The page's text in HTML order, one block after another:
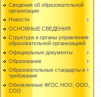
Сведения об образовательной
организации
Новости
ОСНОВНЫЕ СВЕДЕНИЯ
Структура и органы управления
образовательной организацией
Официальные документы
Образование
Образовательные стандарты и
требования
Обновленные ФГОС НОО, ООО,
СОО